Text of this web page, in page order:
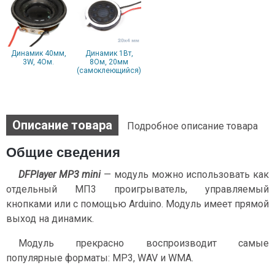
Динамик 40мм,
3W, 4Ом.
Динамик 1Вт,
8Ом, 20мм
(самоклеющийся)
Описание товара Подробное описание товара
Общие сведения
DFPlayer MP3 mini — модуль можно использовать как
отдельный МП3 проигрыватель, управляемый
кнопками или с помощью Arduino. Модуль имеет прямой
выход на динамик.
Модуль прекрасно воспроизводит самые
популярные форматы: MP3, WAV и WMA.